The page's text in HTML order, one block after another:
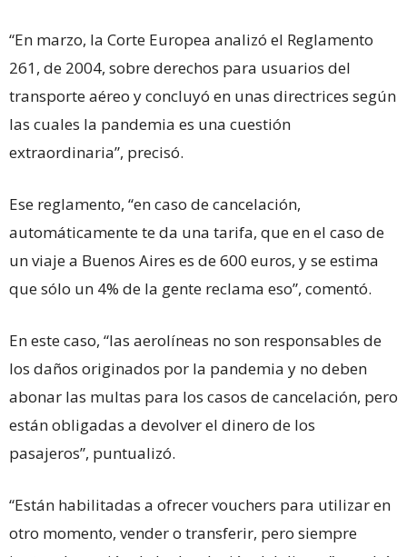
“En marzo, la Corte Europea analizó el Reglamento
261, de 2004, sobre derechos para usuarios del
transporte aéreo y concluyó en unas directrices según
las cuales la pandemia es una cuestión
extraordinaria”, precisó.
Ese reglamento, “en caso de cancelación,
automáticamente te da una tarifa, que en el caso de
un viaje a Buenos Aires es de 600 euros, y se estima
que sólo un 4% de la gente reclama eso”, comentó.
En este caso, “las aerolíneas no son responsables de
los daños originados por la pandemia y no deben
abonar las multas para los casos de cancelación, pero
están obligadas a devolver el dinero de los
pasajeros”, puntualizó.
“Están habilitadas a ofrecer vouchers para utilizar en
otro momento, vender o transferir, pero siempre